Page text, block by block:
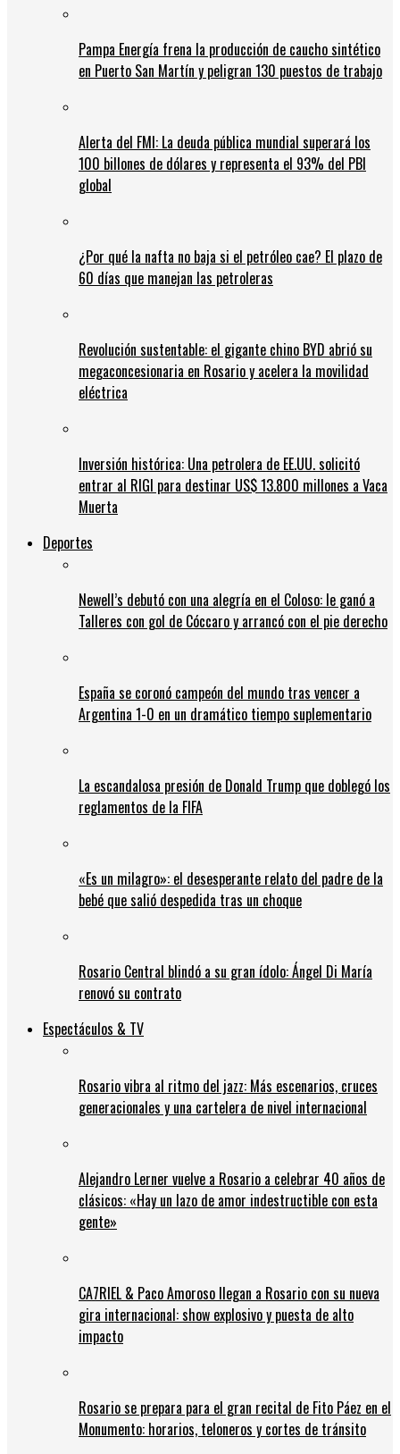
Pampa Energía frena la producción de caucho sintético
en Puerto San Martín y peligran 130 puestos de trabajo
Alerta del FMI: La deuda pública mundial superará los
100 billones de dólares y representa el 93% del PBI
global
¿Por qué la nafta no baja si el petróleo cae? El plazo de
60 días que manejan las petroleras
Revolución sustentable: el gigante chino BYD abrió su
megaconcesionaria en Rosario y acelera la movilidad
eléctrica
Inversión histórica: Una petrolera de EE.UU. solicitó
entrar al RIGI para destinar US$ 13.800 millones a Vaca
Muerta
Deportes
Newell’s debutó con una alegría en el Coloso: le ganó a
Talleres con gol de Cóccaro y arrancó con el pie derecho
España se coronó campeón del mundo tras vencer a
Argentina 1-0 en un dramático tiempo suplementario
La escandalosa presión de Donald Trump que doblegó los
reglamentos de la FIFA
«Es un milagro»: el desesperante relato del padre de la
bebé que salió despedida tras un choque
Rosario Central blindó a su gran ídolo: Ángel Di María
renovó su contrato
Espectáculos & TV
Rosario vibra al ritmo del jazz: Más escenarios, cruces
generacionales y una cartelera de nivel internacional
Alejandro Lerner vuelve a Rosario a celebrar 40 años de
clásicos: «Hay un lazo de amor indestructible con esta
gente»
CA7RIEL & Paco Amoroso llegan a Rosario con su nueva
gira internacional: show explosivo y puesta de alto
impacto
Rosario se prepara para el gran recital de Fito Páez en el
Monumento: horarios, teloneros y cortes de tránsito